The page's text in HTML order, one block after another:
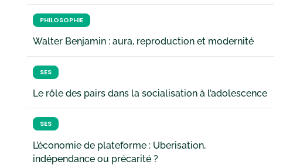
PHILOSOPHIE
Walter Benjamin : aura, reproduction et modernité
SES
Le rôle des pairs dans la socialisation à l’adolescence
SES
L’économie de plateforme : Uberisation,
indépendance ou précarité ?